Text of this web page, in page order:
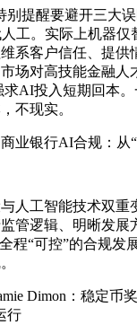
别提醒要避开三大误
工。实际上机器仅
系客户信任、提供
场对高技能金融人
AI投入短期回本。
不现实。
业银行AI合规：从
人工智能技术双重
管逻辑、明晰发展
程“可控”的合规发
Dimon：稳定币
行